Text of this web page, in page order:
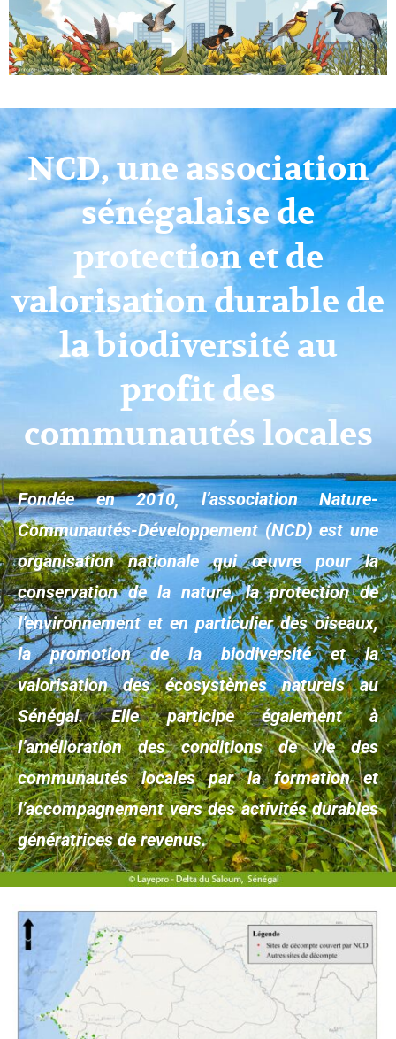
des oiseaux et de leur habitat naturel.
NATURE
NCD, une association
sénégalaise de
protection et de
valorisation durable de
la biodiversité au
profit des
communautés locales
Fondée en 2010, l’association Nature-
Communautés-Développement (NCD) est une
organisation nationale qui œuvre pour la
conservation de la nature, la protection de
l’environnement et en particulier des oiseaux,
la promotion de la biodiversité et la
valorisation des écosystèmes naturels au
Sénégal. Elle participe également à
l’amélioration des conditions de vie des
communautés locales par la formation et
l’accompagnement vers des activités durables
génératrices de revenus.